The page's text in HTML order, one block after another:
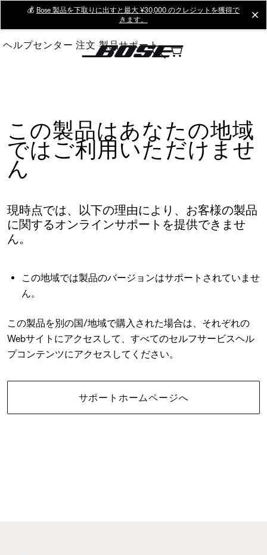
Main
💰 Bose 製品を下取りに出すと最大 ¥30,000 のクレジットを獲得で
きます。
ヘルプセンター 注文 製品サポート
この製品はあなたの地域
ではご利用いただけませ
ん
現時点では、以下の理由により、お客様の製品
に関するオンラインサポートを提供できませ
ん。
この地域では製品のバージョンはサポートされていませ
ん。
この製品を別の国/地域で購入された場合は、それぞれの
Webサイトにアクセスして、すべてのセルフサービスヘル
プコンテンツにアクセスしてください。
サポートホームページへ